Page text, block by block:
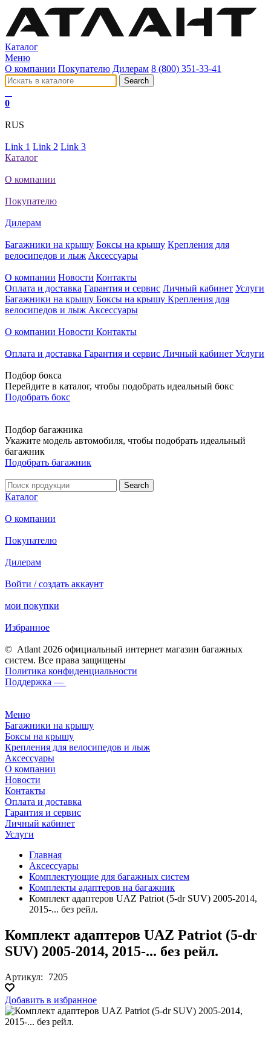
Каталог
Меню
О компании Покупателю Дилерам 8 (800) 351-33-41
0
RUS
Link 1 Link 2 Link 3
Каталог
О компании
Покупателю
Дилерам
Багажники на крышу Боксы на крышу Крепления для
велосипедов и лыж Аксессуары
О компании Новости Контакты
Оплата и доставка Гарантия и сервис Личный кабинет Услуги
Багажники на крышу Боксы на крышу Крепления для
велосипедов и лыж Аксессуары
О компании Новости Контакты
Оплата и доставка Гарантия и сервис Личный кабинет Услуги
Подбор бокса
Перейдите в каталог, чтобы подобрать идеальный бокс
Подобрать бокс
Подбор багажника
Укажите модель автомобиля, чтобы подобрать идеальный
багажник
Подобрать багажник
Каталог
О компании
Покупателю
Дилерам
Войти / создать аккаунт
мои покупки
Избранное
© Atlant 2026 официальный интернет магазин багажных
систем. Все права защищены
Политика конфиденциальности
Поддержка —
Меню
Багажники на крышу
Боксы на крышу
Крепления для велосипедов и лыж
Аксессуары
О компании
Новости
Контакты
Оплата и доставка
Гарантия и сервис
Личный кабинет
Услуги
Главная
Аксессуары
Комплектующие для багажных систем
Комплекты адаптеров на багажник
Комплект адаптеров UAZ Patriot (5-dr SUV) 2005-2014,
2015-... без рейл.
Комплект адаптеров UAZ Patriot (5-dr
SUV) 2005-2014, 2015-... без рейл.
Артикул: 7205
Добавить в избранное